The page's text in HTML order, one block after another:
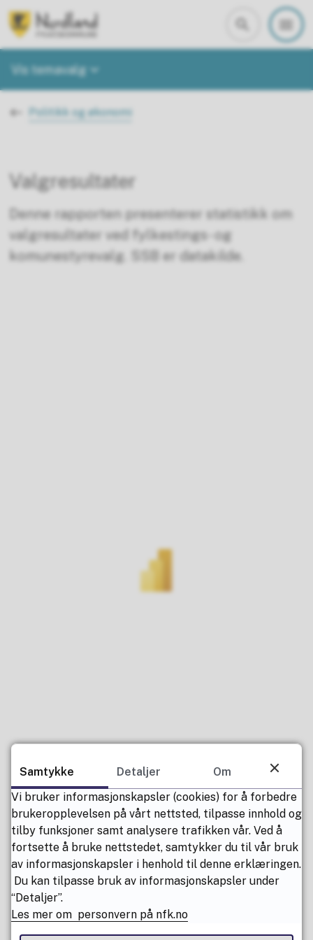
Nordland i tall
Vis temavalg
Du er her:
Politikk og økonomi
Valgresultater
Denne rapporten presenterer statistikk om
valgresultater ved fylkestings- og
komunestyrevalg. SSB er datakilde.
Fant du det du lette etter? (Trykk nei
Samtykke Detaljer
Om
Vi bruker informasjonskapsler (cookies) for å forbedre
brukeropplevelsen på vårt nettsted, tilpasse innhold og
tilby funksjoner samt analysere trafikken vår. Ved å
fortsette å bruke nettstedet, samtykker du til vår bruk
av informasjonskapsler i henhold til denne erklæringen.
Du kan tilpasse bruk av informasjonskapsler under
“Detaljer”.
Les mer om personvern på nfk.no